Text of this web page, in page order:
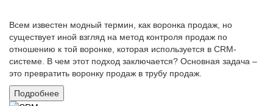
Всем известен модный термин, как воронка продаж, но
существует иной взгляд на метод контроля продаж по
отношению к той воронке, которая используется в CRM-
системе. В чем этот подход заключается? Основная задача –
это превратить воронку продаж в трубу продаж.
Подробнее